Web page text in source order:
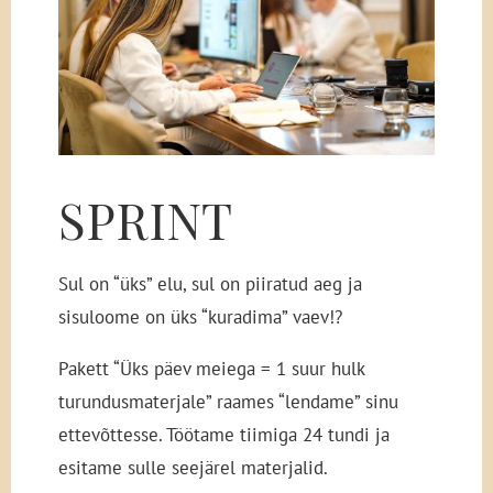
SPRINT
Sul on “üks” elu, sul on piiratud aeg ja
sisuloome on üks “kuradima” vaev!?
Pakett “Üks päev meiega = 1 suur hulk
turundusmaterjale” raames “lendame” sinu
ettevõttesse. Töötame tiimiga 24 tundi ja
esitame sulle seejärel materjalid.